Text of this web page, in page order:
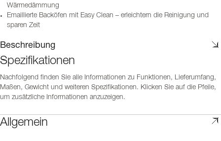
Wärmedämmung
Emaillierte Backöfen mit Easy Clean – erleichtern die Reinigung und
sparen Zeit
Beschreibung
Spezifikationen
Nachfolgend finden Sie alle Informationen zu Funktionen, Lieferumfang,
Maßen, Gewicht und weiteren Spezifikationen. Klicken Sie auf die Pfeile,
um zusätzliche Informationen anzuzeigen.
Allgemein